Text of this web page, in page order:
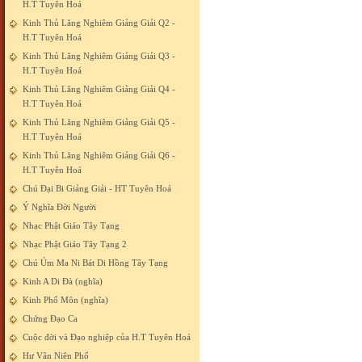
H.T Tuyên Hoá
Kinh Thủ Lăng Nghiêm Giảng Giải Q2 -
H.T Tuyên Hoá
Kinh Thủ Lăng Nghiêm Giảng Giải Q3 -
H.T Tuyên Hoá
Kinh Thủ Lăng Nghiêm Giảng Giải Q4 -
H.T Tuyên Hoá
Kinh Thủ Lăng Nghiêm Giảng Giải Q5 -
H.T Tuyên Hoá
Kinh Thủ Lăng Nghiêm Giảng Giải Q6 -
H.T Tuyên Hoá
Chú Đại Bi Giảng Giải - HT Tuyên Hoá
Ý Nghĩa Đời Người
Nhạc Phật Giáo Tây Tạng
Nhạc Phật Giáo Tây Tạng 2
Chú Úm Ma Ni Bát Di Hồng Tây Tạng
Kinh A Di Đà (nghĩa)
Kinh Phổ Môn (nghĩa)
Chứng Đạo Ca
Cuộc đời và Đạo nghiệp của H.T Tuyên Hoá
Hư Vân Niên Phổ